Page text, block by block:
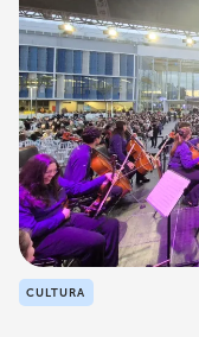
CULTURA